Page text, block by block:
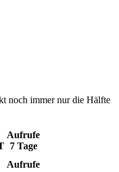
noch immer nur die Hälfte
Aufrufe
7 Tage
Aufrufe